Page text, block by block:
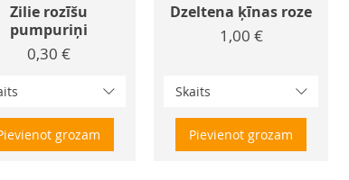
Zilie rozīšu
pumpuriņi
Cena
0,30 €
grozam
Dzeltena ķīnas roze
Cena
1,00 €
Skaits
Pievienot grozam